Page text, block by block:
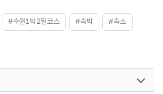
#수원1박2일코스 #숙박 #숙소